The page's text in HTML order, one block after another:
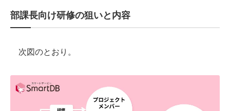
部課長向け研修の狙いと内容
次図のとおり。